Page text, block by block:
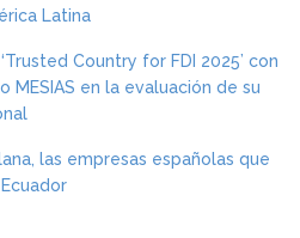
Latina
Country for FDI 2025’ con
MESIAS en la evaluación de su
las empresas españolas que